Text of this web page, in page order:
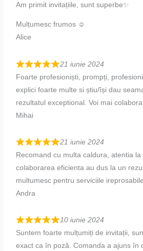
Am primit invitațiile, sunt superbe✨
Mulțumesc frumos ☺️
Alice
21 iunie 2024
Foarte profesioniști, prompți,
explici foarte multe si știu/își dau
rezultatul exceptional. Voi mai
Mihai
21 iunie 2024
Recomand cu multa caldura, atentia
colaborarea eficienta au dus la un
multumesc pentru serviciile
Andra
10 iunie 2024
Suntem foarte mulțumiți de invitații,
exact ca în poză. Comanda a ajuns în